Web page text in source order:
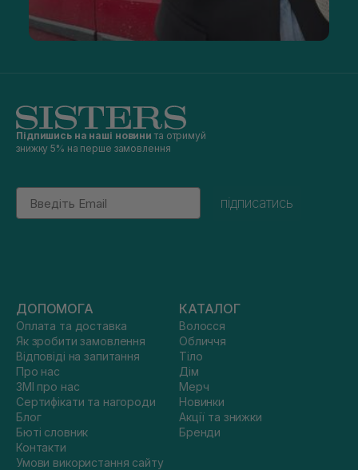
Підпишись на наші новини та отримуй
знижку 5% на перше замовлення
Email
підписатись
ДОПОМОГА
Оплата та доставка
Як зробити замовлення
Відповіді на запитання
Про нас
ЗМІ про нас
Сертифікати та нагороди
Блог
Бюті словник
Контакти
Умови використання сайту
КАТАЛОГ
Волосся
Обличчя
Тіло
Дім
Мерч
Новинки
Акції та знижки
Бренди